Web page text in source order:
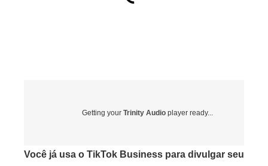
Getting your Trinity Audio player ready...
Você já usa o TikTok Business para divulgar seu